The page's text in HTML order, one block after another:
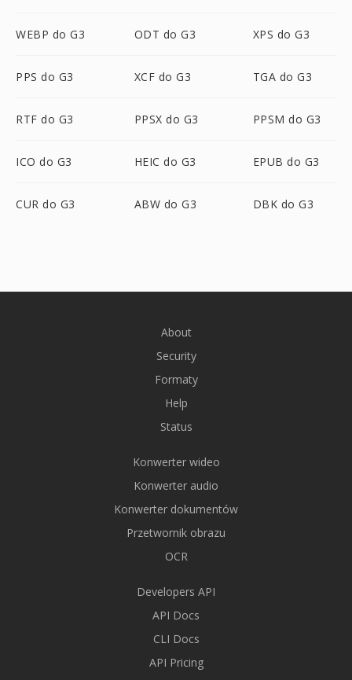
WEBP do G3 ODT do G3 XPS do G3
PPS do G3 XCF do G3 TGA do G3
RTF do G3 PPSX do G3 PPSM do G3
ICO do G3 HEIC do G3 EPUB do G3
CUR do G3 ABW do G3 DBK do G3
About
Security
Formaty
Help
Status
Konwerter wideo
Konwerter audio
Konwerter dokumentów
Przetwornik obrazu
OCR
Developers API
API Docs
CLI Docs
API Pricing